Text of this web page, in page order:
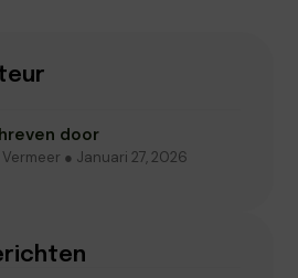
door
● Januari 27, 2026